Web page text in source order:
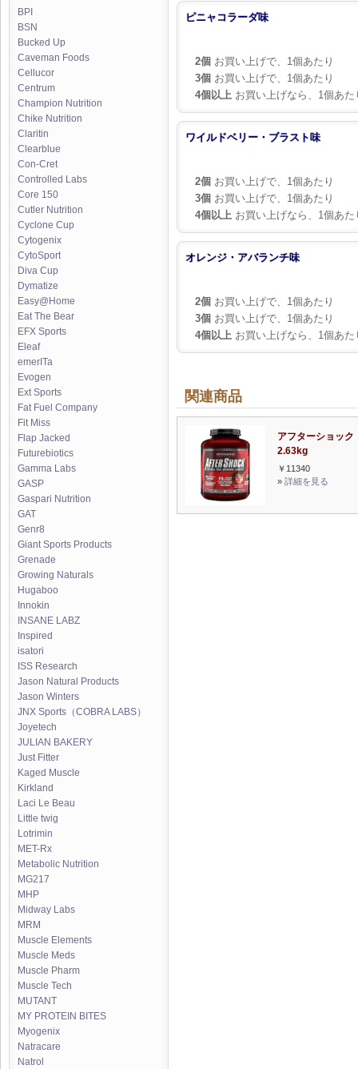
BPI
BSN
Bucked Up
Caveman Foods
Cellucor
Centrum
Champion Nutrition
Chike Nutrition
Claritin
Clearblue
Con-Cret
Controlled Labs
Core 150
Cutler Nutrition
Cyclone Cup
Cytogenix
CytoSport
Diva Cup
Dymatize
Easy@Home
Eat The Bear
EFX Sports
Eleaf
emerITa
Evogen
Ext Sports
Fat Fuel Company
Fit Miss
Flap Jacked
Futurebiotics
Gamma Labs
GASP
Gaspari Nutrition
GAT
Genr8
Giant Sports Products
Grenade
Growing Naturals
Hugaboo
Innokin
INSANE LABZ
Inspired
isatori
ISS Research
Jason Natural Products
Jason Winters
JNX Sports（COBRA LABS）
Joyetech
JULIAN BAKERY
Just Fitter
Kaged Muscle
Kirkland
Laci Le Beau
Little twig
Lotrimin
MET-Rx
Metabolic Nutrition
MG217
MHP
Midway Labs
MRM
Muscle Elements
Muscle Meds
Muscle Pharm
Muscle Tech
MUTANT
MY PROTEIN BITES
Myogenix
Natracare
Natrol
ピニャコラーダ味
2個 お買い上げで、1個あたり
3個 お買い上げで、1個あたり
4個以上 お買い上げなら、1個あた
ワイルドベリー・ブラスト味
2個 お買い上げで、1個あたり
3個 お買い上げで、1個あたり
4個以上 お買い上げなら、1個あた
オレンジ・アバランチ味
2個 お買い上げで、1個あたり
3個 お買い上げで、1個あたり
4個以上 お買い上げなら、1個あた
関連商品
アフターショック
2.63kg
￥11340
» 詳細を見る